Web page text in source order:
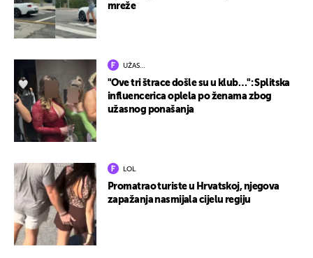
mreže
UŽAS…
"Ove tri štrace došle su u klub…": Splitska
influencerica oplela po ženama zbog
užasnog ponašanja
LOL
Promatrao turiste u Hrvatskoj, njegova
zapažanja nasmijala cijelu regiju